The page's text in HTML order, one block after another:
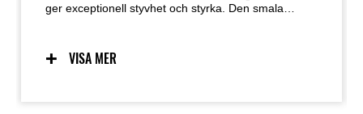
ger exceptionell styvhet och styrka. Den smala
högpresterande fjädringen och det lättmanövrerade
chassit en hantering som inger självförtroende.
VISA MER